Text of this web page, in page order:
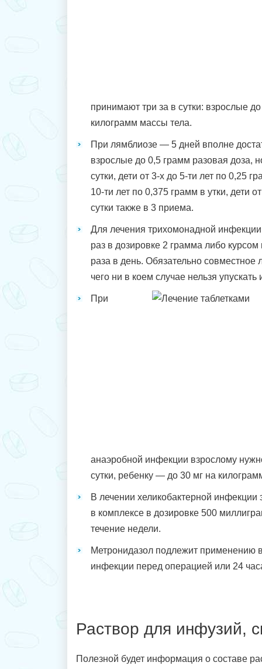
принимают три за в сутки: взрослые
килограмм массы тела.
При лямблиозе — 5 дней вполне
взрослые до 0,5 грамм разовая доза,
сутки, дети от 3-х до 5-ти лет по 0,25
10-ти лет по 0,375 грамм в утки, дети
сутки также в 3 приема.
Для лечения трихомонадной
раз в дозировке 2 грамма либо
раза в день. Обязательно совместное
чего ни в коем случае нельзя упускать
При
анаэробной инфекции взрослому
сутки, ребенку — до 30 мг на
В лечении хеликобактерной инфекции
в комплексе в дозировке 500
течение недели.
Метронидазол подлежит применению
инфекции перед операцией или 24
Раствор для инфузий,
Полезной будет информация о составе